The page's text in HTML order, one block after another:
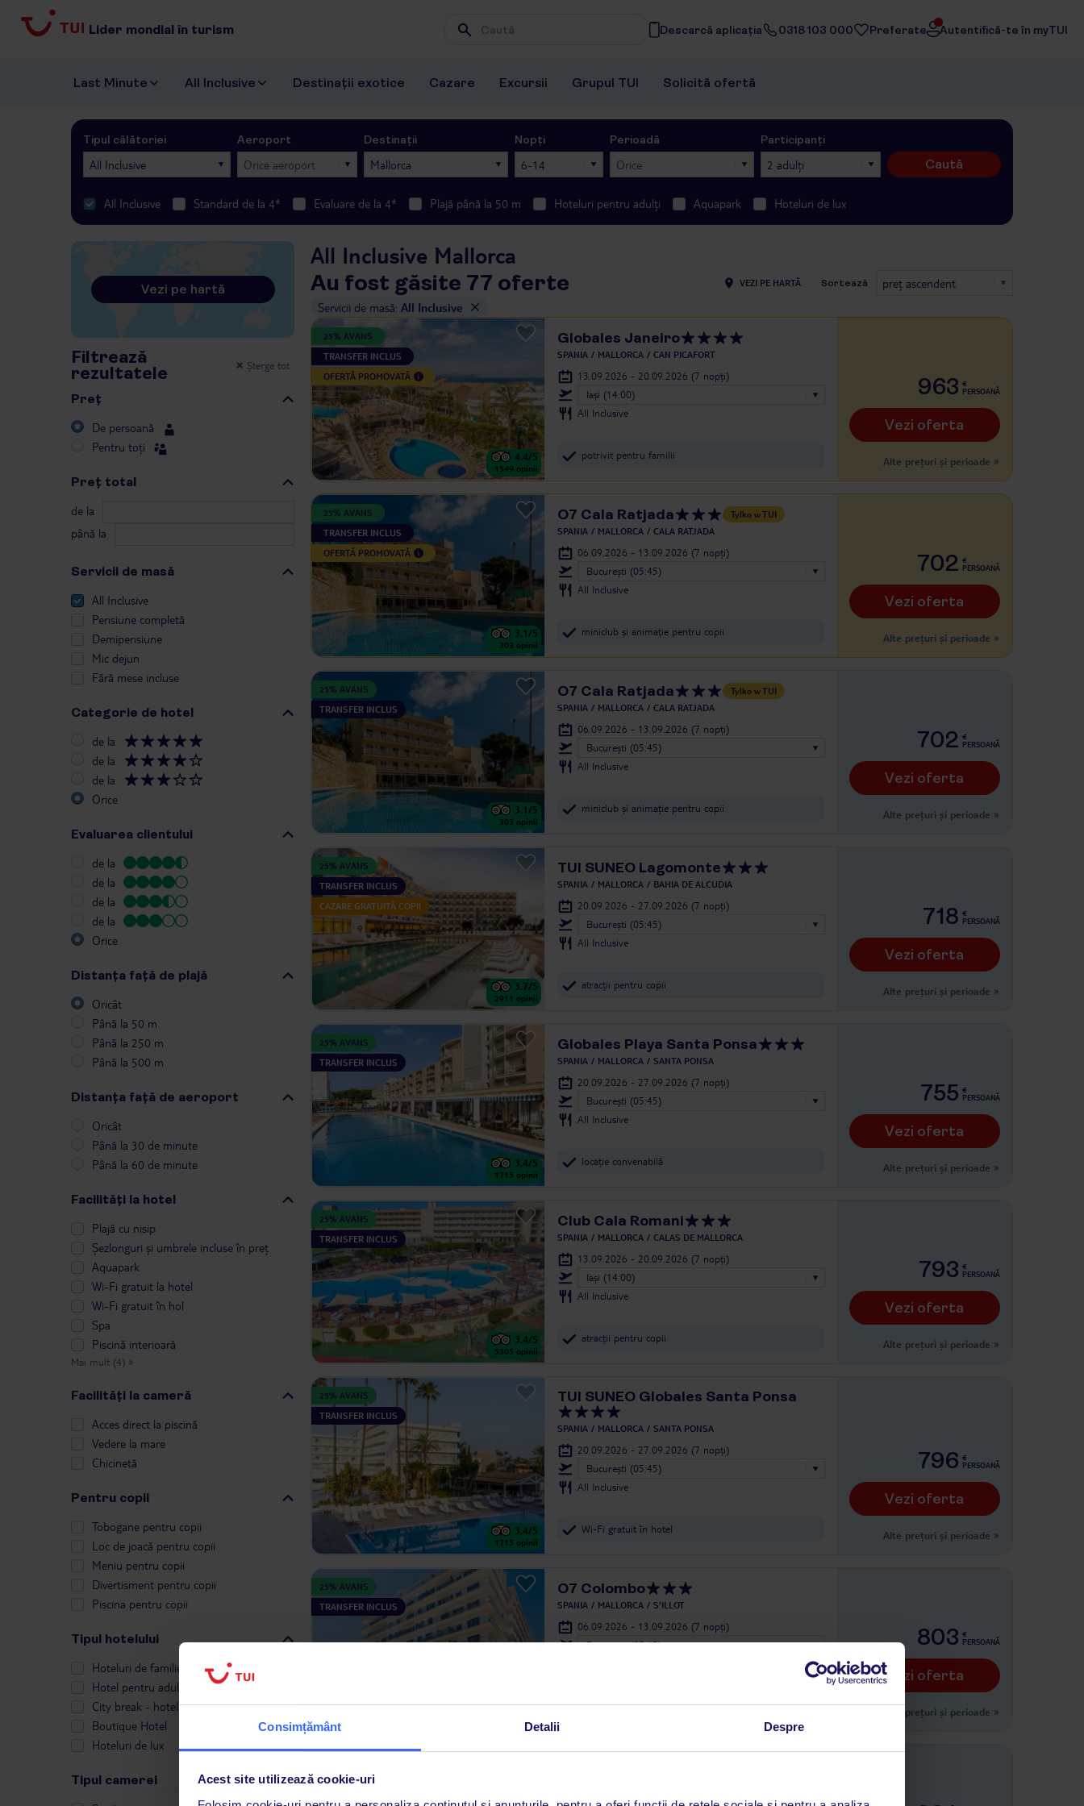
Consimțământ Detalii Despre
Acest site utilizează cookie-uri
Lider mondial în turism Wpisz frazę, której szukasz
Descarcă aplicația 0318 103 000 Preferate Autentifică-te în myTUI
Last Minute All Inclusive Destinații exotice Cazare Excursii Grupul TUI Solicită ofertă
Tipul călătoriei
All Inclusive
Aeroport
Orice aeroport
Destinații
Mallorca
Nopți
6-14
Perioadă
Orice
Participanți
2 adulți Caută
All Inclusive Standard de la 4* Evaluare de la 4* Plajă până la 50 m Hoteluri pentru adulți Aquapark Hoteluri de lux
Vezi pe hartă
Filtrează
rezultatele
Șterge tot
Preţ
De persoană
Pentru toți
Preţ total
de la
până la
Servicii de masă
All Inclusive
Pensiune completă
Demipensiune
Mic dejun
Fără mese incluse
Categorie de hotel
de la
de la
de la
Orice
Evaluarea clientului
de la
de la
de la
de la
Orice
Distanța față de plajă
Oricât
Până la 50 m
Până la 250 m
Până la 500 m
Distanța față de aeroport
Oricât
Până la 30 de minute
Până la 60 de minute
Facilități la hotel
Plajă cu nisip
Șezlonguri și umbrele incluse în preț
Aquapark
Wi-Fi gratuit la hotel
Wi-Fi gratuit în hol
Spa
Piscină interioară
Mai mult (4) »
Facilități la cameră
Acces direct la piscină
Vedere la mare
Chicinetă
Pentru copii
Tobogane pentru copii
Loc de joacă pentru copii
Meniu pentru copii
Divertisment pentru copii
Piscina pentru copii
Tipul hotelului
Hoteluri de familie
Hotel pentru adulți - 18+
City break - hoteluri de oraș
Boutique Hotel
Hoteluri de lux
Tipul camerei
All Inclusive Mallorca
Au fost găsite 77 oferte VEZI PE HARTĂ Sortează
preţ ascendent
Servicii de masă: All Inclusive
25% AVANS
TRANSFER INCLUS
OFERTĂ PROMOVATĂ
4.4/5
1549 opinii
Globales Janeiro
SPANIA MALLORCA CAN PICAFORT
13.09.2026 - 20.09.2026 (7 nopți)
Iași (14:00)
All Inclusive
potrivit pentru familii
963 €
PERSOANĂ
Vezi oferta
Alte prețuri și perioade »
25% AVANS
TRANSFER INCLUS
OFERTĂ PROMOVATĂ
3.1/5
303 opinii
O7 Cala Ratjada
Tylko w TUI
SPANIA
MALLORCA CALA RATJADA
06.09.2026 - 13.09.2026 (7 nopți)
Bucureşti (05:45)
All Inclusive
miniclub și animație pentru copii
702 €
PERSOANĂ
Vezi oferta
Alte prețuri și perioade »
25% AVANS
TRANSFER INCLUS
3.1/5
303 opinii
O7 Cala Ratjada
Tylko w TUI
SPANIA
MALLORCA CALA RATJADA
06.09.2026 - 13.09.2026 (7 nopți)
Bucureşti (05:45)
All Inclusive
miniclub și animație pentru copii
702 €
PERSOANĂ
Vezi oferta
Alte prețuri și perioade »
25% AVANS
TRANSFER INCLUS
CAZARE GRATUITĂ COPII
3.7/5
2911 opinii
TUI SUNEO Lagomonte
SPANIA MALLORCA BAHIA DE ALCUDIA
20.09.2026 - 27.09.2026 (7 nopți)
Bucureşti (05:45)
All Inclusive
atracții pentru copii
718 €
PERSOANĂ
Vezi oferta
Alte prețuri și perioade »
25% AVANS
TRANSFER INCLUS
3.4/5
1715 opinii
Globales Playa Santa Ponsa
SPANIA MALLORCA SANTA PONSA
20.09.2026 - 27.09.2026 (7 nopți)
Bucureşti (05:45)
All Inclusive
locație convenabilă
755 €
PERSOANĂ
Vezi oferta
Alte prețuri și perioade »
25% AVANS
TRANSFER INCLUS
3.4/5
5305 opinii
Club Cala Romani
SPANIA MALLORCA CALAS DE MALLORCA
13.09.2026 - 20.09.2026 (7 nopți)
Iași (14:00)
All Inclusive
atracții pentru copii
793 €
PERSOANĂ
Vezi oferta
Alte prețuri și perioade »
25% AVANS
TRANSFER INCLUS
3.4/5
1715 opinii
TUI SUNEO Globales Santa Ponsa
SPANIA MALLORCA SANTA PONSA
20.09.2026 - 27.09.2026 (7 nopți)
Bucureşti (05:45)
All Inclusive
Wi-Fi gratuit în hotel
796 €
PERSOANĂ
Vezi oferta
Alte prețuri și perioade »
25% AVANS
TRANSFER INCLUS
3.2/5
O7 Colombo
SPANIA MALLORCA S'ILLOT
06.09.2026 - 13.09.2026 (7 nopți)
Bucureşti (05:45)
aproape de plaja cu nisip și de promenadă
803 €
PERSOANĂ
Vezi oferta
Alte prețuri și perioade »
TRANSFER INCLUS
20.09.2026 - 27.09.2026 (7 nopți)